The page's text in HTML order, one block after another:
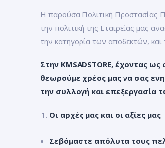
Η παρούσα Πολιτική Προστασίας
την πολιτική της Εταιρείας μας
την κατηγορία των αποδεκτών, και
Στην KMSADSTORE, έχοντας ως
θεωρούμε χρέος μας να σας
την συλλογή και
Οι αρχές μας και οι αξίες μας
Σεβόμαστε απόλυτα τους